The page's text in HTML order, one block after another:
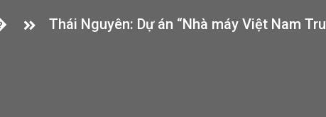
Thái Nguyên: Dự án “Nhà máy Việt Nam